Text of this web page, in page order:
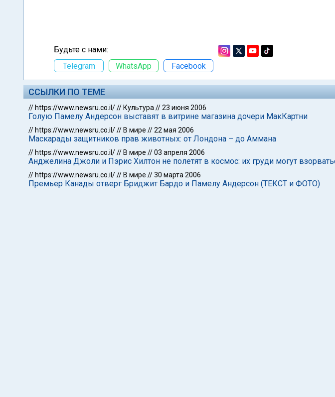
Будьте с нами:
Telegram
WhatsApp Facebook
ССЫЛКИ ПО ТЕМЕ
// https://www.newsru.co.il/// Культура //23 июня 2006
Голую Памелу Андерсон выставят в витрине магазина дочери МакКартни
// https://www.newsru.co.il/// В мире //22 мая 2006
Маскарады защитников прав животных: от Лондона – до Аммана
// https://www.newsru.co.il/// В мире //03 апреля 2006
Анджелина Джоли и Пэрис Хилтон не полетят в космос: их груди могут
// https://www.newsru.co.il/// В мире //30 марта 2006
Премьер Канады отверг Бриджит Бардо и Памелу Андерсон (ТЕКСТ и ФОТО)